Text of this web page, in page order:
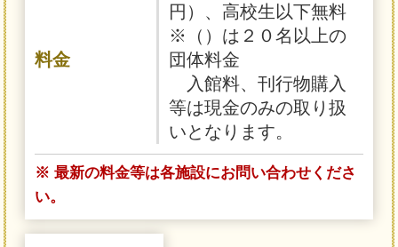
料金
円）、高校生以下無料
※（）は２０名以上の
団体料金
入館料、刊行物購入
等は現金のみの取り扱
いとなります。
※ 最新の料金等は各施設にお問い合わせくださ
い。